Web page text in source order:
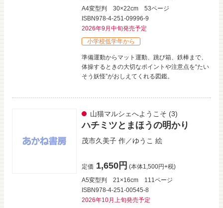
A4変型判
30×22cm
53ページ
ISBN978-4-251-09996-9
2026年9月中旬発売予定
小学校低学年から
準備運動からマット運動、跳び箱、鉄棒まで、
体操するときの大切なポイントや注意点を“たい
そう妖怪”がおしえてくれる図鑑。
山猫マルシェへようこそ (3)
ハチミツとまほうの明かり
茂市久美子 作／ゆうこ 絵
定価 1,650円 (本体1,500円+税)
A5変型判
21×16cm
111ページ
ISBN978-4-251-00545-8
2026年10月上旬発売予定